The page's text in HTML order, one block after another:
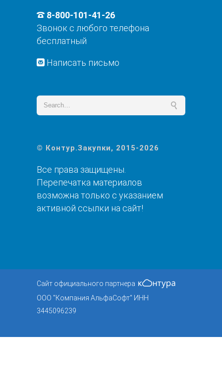
8-800-101-41-26
Звонок с любого телефона
бесплатный
Написать письмо
© Контур.Закупки, 2015-2026
Все права защищены.
Перепечатка материалов
возможна только с указанием
активной ссылки на сайт!
Сайт официального партнера
ООО "Компания АльфаСофт" ИНН
3445096239